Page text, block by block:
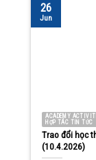
ACADEMY
HỢP TÁC TIN TỨC
Trao đổi học
(10.4.2026)
26
Jun